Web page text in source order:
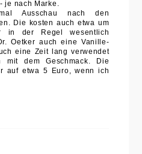
je nach Marke.
Ausschau nach den
Die kosten auch etwa um
der Regel wesentlich
Oetker auch eine Vanille-
eine Zeit lang verwendet
mit dem Geschmack. Die
auf etwa 5 Euro, wenn ich